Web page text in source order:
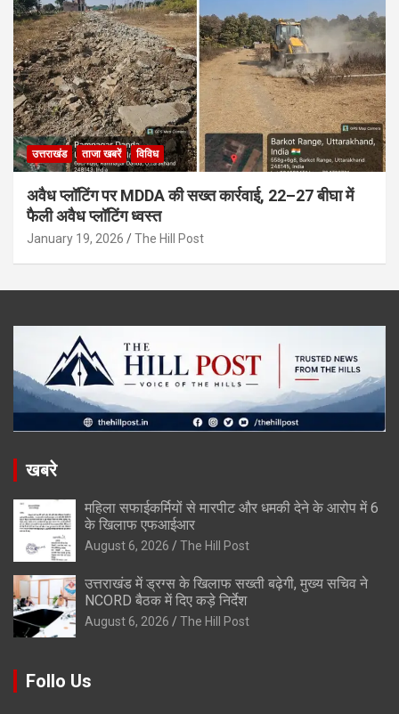
उत्तराखंड ताजा खबरें विविध
अवैध प्लॉटिंग पर MDDA की सख्त कार्रवाई, 22–27 बीघा में
फैली अवैध प्लॉटिंग ध्वस्त
January 19, 2026 The Hill Post
खबरे
महिला सफाईकर्मियों से मारपीट और धमकी देने के आरोप में 6
के खिलाफ एफआईआर
August 6, 2026 The Hill Post
उत्तराखंड में ड्रग्स के खिलाफ सख्ती बढ़ेगी, मुख्य सचिव ने
NCORD बैठक में दिए कड़े निर्देश
August 6, 2026 The Hill Post
Follo Us